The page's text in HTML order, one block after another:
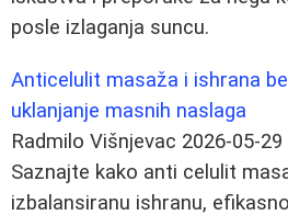
posle izlaganja suncu.
Anticelulit masaža i ishrana
uklanjanje masnih naslaga
Radmilo Višnjevac 2026-05-29
Saznajte kako anti celulit
izbalansiranu ishranu,